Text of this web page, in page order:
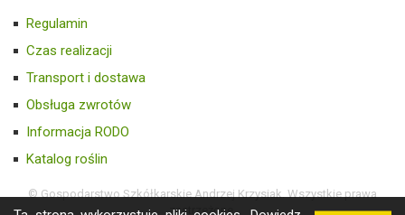
Regulamin
Czas realizacji
Transport i dostawa
Obsługa zwrotów
Informacja RODO
Katalog roślin
© Gospodarstwo Szkółkarskie Andrzej Krzysiak. Wszystkie prawa
zastrzeżone.